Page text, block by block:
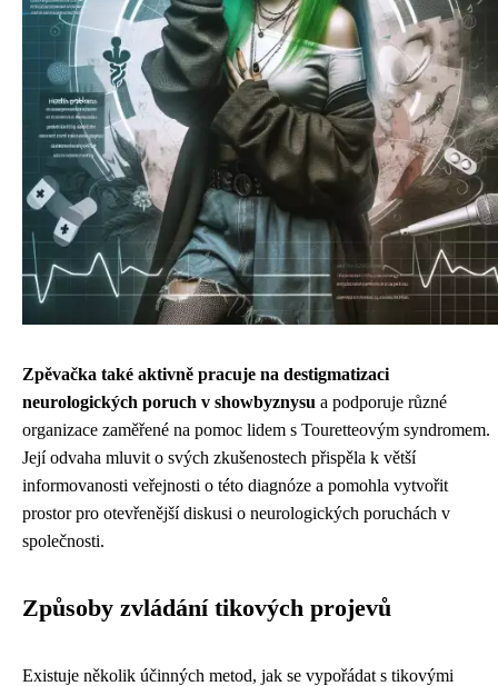
Zpěvačka také aktivně pracuje na destigmatizaci
neurologických poruch v showbyznysu a podporuje různé
organizace zaměřené na pomoc lidem s Touretteovým syndromem.
Její odvaha mluvit o svých zkušenostech přispěla k větší
informovanosti veřejnosti o této diagnóze a pomohla vytvořit
prostor pro otevřenější diskusi o neurologických poruchách v
společnosti.
Způsoby zvládání tikových projevů
Existuje několik účinných metod, jak se vypořádat s tikovými